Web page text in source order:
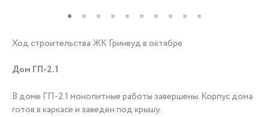
Ход строительства ЖК Гринвуд в октябре
Дом ГП-2.1
В доме ГП-2.1 монолитные работы завершены. Корпус дома
готов в каркасе и заведен под крышу.